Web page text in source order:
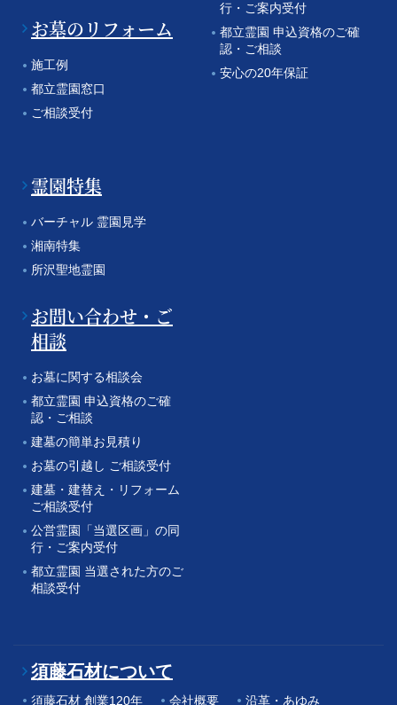
お墓のリフォーム
施工例
都立霊園窓口
ご相談受付
行・ご案内受付
都立霊園 申込資格のご確
認・ご相談
安心の20年保証
霊園特集
バーチャル 霊園見学
湘南特集
所沢聖地霊園
お問い合わせ・ご
相談
お墓に関する相談会
都立霊園 申込資格のご確
認・ご相談
建墓の簡単お見積り
お墓の引越し ご相談受付
建墓・建替え・リフォーム
ご相談受付
公営霊園「当選区画」の同
行・ご案内受付
都立霊園 当選された方のご
相談受付
須藤石材について
須藤石材 創業120年 会社概要 沿革・あゆみ